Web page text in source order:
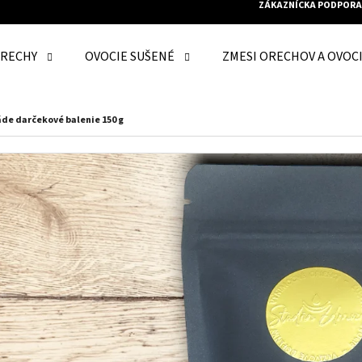
ZÁKAZNÍCKA
OVOCIE SUŠENÉ ZMESI ORECHOV A
darčekové balenie 150 g
HĽADAŤ
ODPORÚČAME